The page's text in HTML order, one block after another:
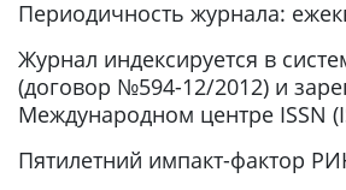
Периодичность журнала:
Журнал индексируется в
(договор №594-12/2012) и
Международном центре ISSN
Пятилетний импакт-фактор